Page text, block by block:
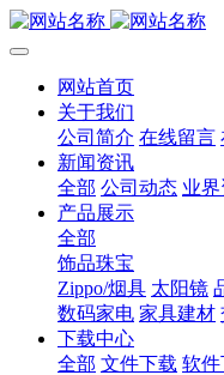
网站首页
关于我们
公司简介 在线留言
新闻资讯
全部 公司动态 业
产品展示
全部
饰品珠宝
Zippo/烟具 太阳镜
数码家电 家具建材
下载中心
全部 文件下载 软件